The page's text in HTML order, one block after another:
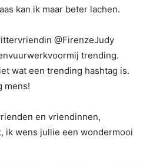
kan ik maar beter lachen.
@FirenzeJudy
trending.
wat een trending hashtag is.
mens!
en vriendinnen,
ik wens jullie een wondermooi